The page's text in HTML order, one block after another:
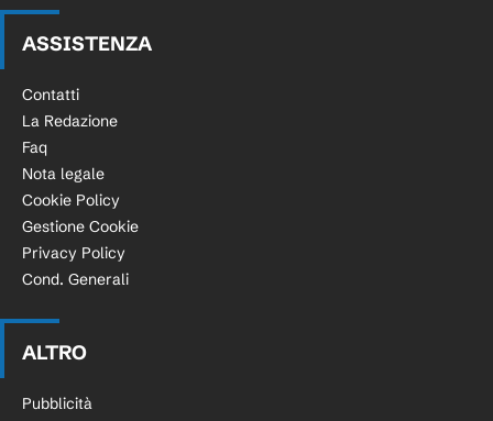
ASSISTENZA
Contatti
La Redazione
Faq
Nota legale
Cookie Policy
Gestione Cookie
Privacy Policy
Cond. Generali
ALTRO
Pubblicità